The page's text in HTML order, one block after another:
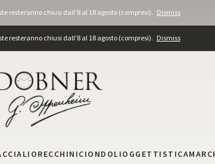
resteranno chiusi dall'8 al 18 agosto (compresi). Dismiss
resteranno chiusi dall'8 al 18 agosto (compresi). Dismiss
ORECCHINICIONDOLIOGGETTISTICA